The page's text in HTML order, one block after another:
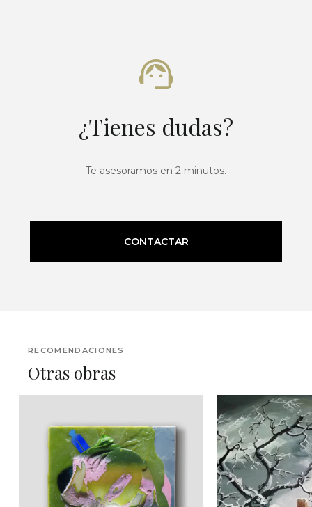
¿Tienes dudas?
Te asesoramos en 2 minutos.
CONTACTAR
RECOMENDACIONES
Otras obras